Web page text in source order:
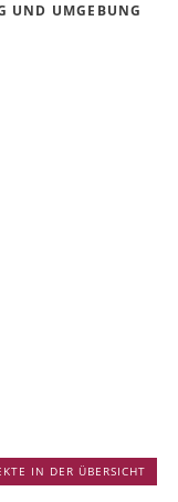
UND UMGEBUNG
IN DER ÜBERSICHT